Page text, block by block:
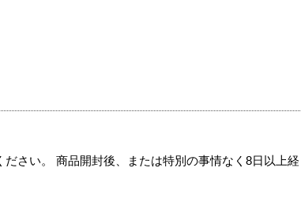
さい。 商品開封後、または特別の事情なく8日以上経